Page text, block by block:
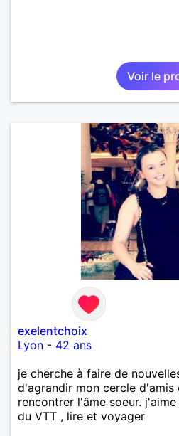
Voir le
exelentchoix
Lyon - 42 ans
je cherche à faire de
d'agrandir mon cercle d'amis
rencontrer l'âme soeur.
du VTT , lire et voyager